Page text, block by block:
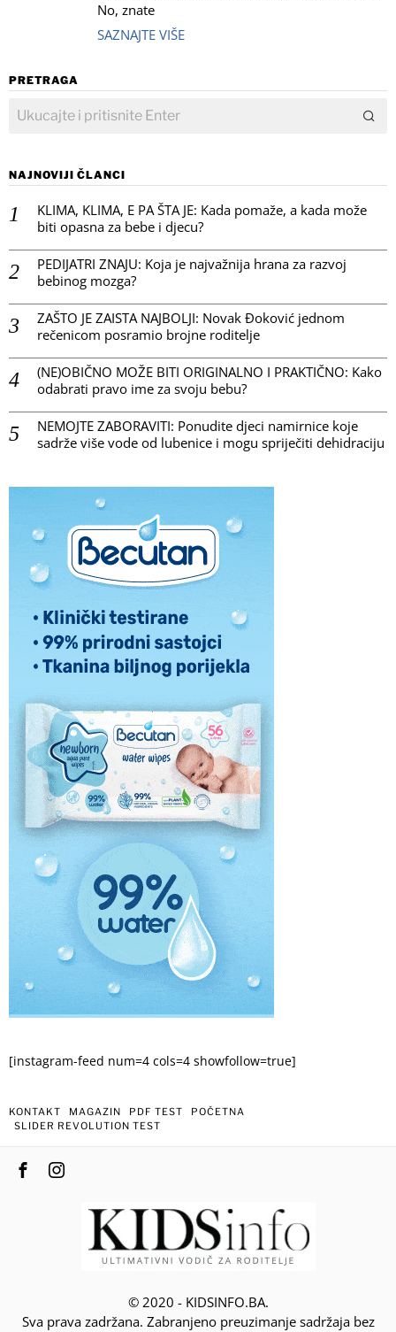
No, znate
SAZNAJTE VIŠE
PRETRAGA
NAJNOVIJI ČLANCI
KLIMA, KLIMA, E PA ŠTA JE: Kada pomaže, a kada može
biti opasna za bebe i djecu?
PEDIJATRI ZNAJU: Koja je najvažnija hrana za razvoj
bebinog mozga?
ZAŠTO JE ZAISTA NAJBOLJI: Novak Đoković jednom
rečenicom posramio brojne roditelje
(NE)OBIČNO MOŽE BITI ORIGINALNO I PRAKTIČNO: Kako
odabrati pravo ime za svoju bebu?
NEMOJTE ZABORAVITI: Ponudite djeci namirnice koje
sadrže više vode od lubenice i mogu spriječiti dehidraciju
[instagram-feed num=4 cols=4 showfollow=true]
KONTAKT MAGAZIN PDF TEST
POČETNA
SLIDER REVOLUTION TEST
© 2020 - KIDSINFO.BA.
Sva prava zadržana. Zabranjeno preuzimanje sadržaja bez